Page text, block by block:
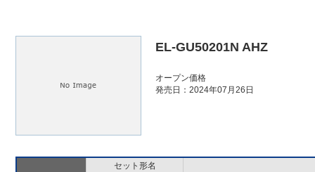
EL-GU50201N AHZ
オープン価格
発売日：2024年07月26日
セット形名